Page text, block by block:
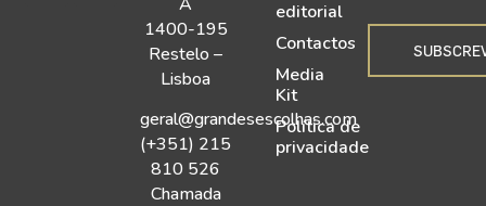
1400-195
Restelo –
Lisboa
geral@grandesescolhas.com
(+351) 215
810 526
Chamada
editorial
Contactos
Media
Kit
Política de
privacidade